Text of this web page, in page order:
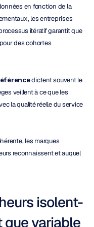
en fonction de la
les entreprises
itératif garantit que
des cohortes
dictent souvent le
veillent à ce que les
la qualité réelle du service
les marques
reconnaissent et auquel
isolent-
que variable